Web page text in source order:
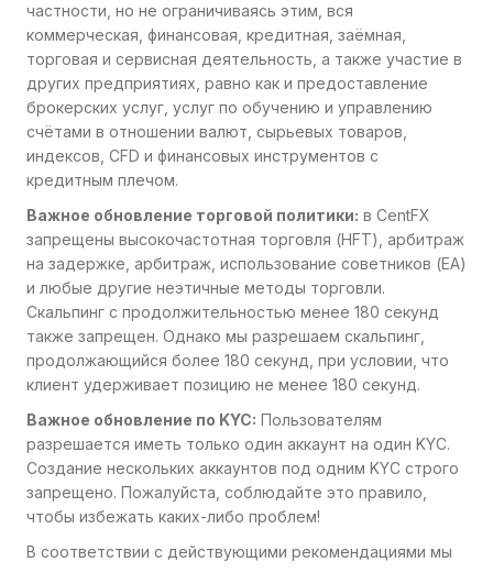
частности, но не ограничиваясь этим, вся
коммерческая, финансовая, кредитная, заёмная,
торговая и сервисная деятельность, а также участие в
других предприятиях, равно как и предоставление
брокерских услуг, услуг по обучению и управлению
счётами в отношении валют, сырьевых товаров,
индексов, CFD и финансовых инструментов с
кредитным плечом.
Важное обновление торговой политики: в CentFX
запрещены высокочастотная торговля (HFT), арбитраж
на задержке, арбитраж, использование советников (EA)
и любые другие неэтичные методы торговли.
Скальпинг с продолжительностью менее 180 секунд
также запрещен. Однако мы разрешаем скальпинг,
продолжающийся более 180 секунд, при условии, что
клиент удерживает позицию не менее 180 секунд.
Важное обновление по KYC: Пользователям
разрешается иметь только один аккаунт на один KYC.
Создание нескольких аккаунтов под одним KYC строго
запрещено. Пожалуйста, соблюдайте это правило,
чтобы избежать каких-либо проблем!
В соответствии с действующими рекомендациями мы